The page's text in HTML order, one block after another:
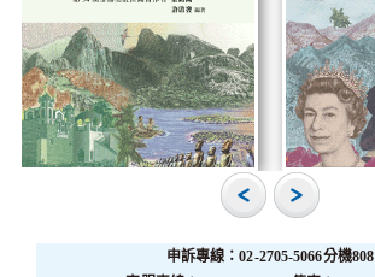
申訴專線：02-2705-5066分機808